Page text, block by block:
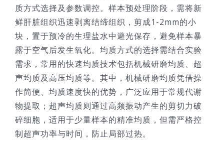
质方式选择及参数调控。样本预处理阶段，需将新
鲜肝脏组织迅速剥离结缔组织，剪成1-2mm的小
块，置于预冷的生理盐水中避光保存，避免样本暴
露于空气后发生氧化。均质方式的选择需结合实验
需求，常用的快速均质技术包括机械研磨均质、超
声均质及高压均质等。其中，机械研磨均质凭借操
作简便、均质速度快的优势，广泛应用于常规代谢
物提取；超声均质则通过高频振动产生的剪切力破
碎细胞，适用于少量样本的精准均质，但需严格控
制超声功率与时间，防止局部过热。